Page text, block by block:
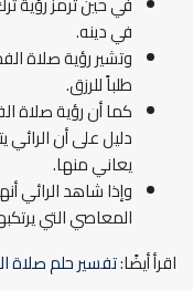
في دينه.
وتشير رؤية صلاة
طلباً للرزق.
كما أن رؤية صلاة
دليل على أن
يعاني منها.
وإذا شاهد الرائي
المعاصي التي
اقرأ أيضًا:تفسير حلم صلاة